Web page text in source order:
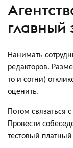
Нанимать
редакторов.
то и сотни)
оценить.
Потом связаться
Провести
тестовый платный